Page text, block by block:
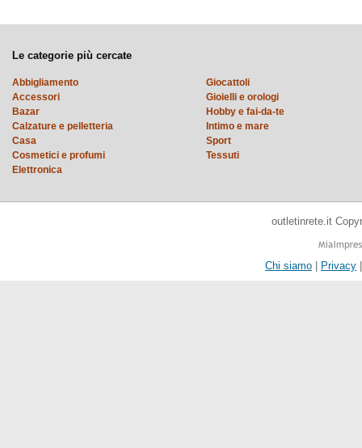
Le categorie più cercate
Abbigliamento
Accessori
Bazar
Calzature e pelletteria
Casa
Cosmetici e profumi
Elettronica
Giocattoli
Gioielli e orologi
Hobby e fai-da-te
Intimo e mare
Sport
Tessuti
outletinrete.it
Chi siamo | Privacy